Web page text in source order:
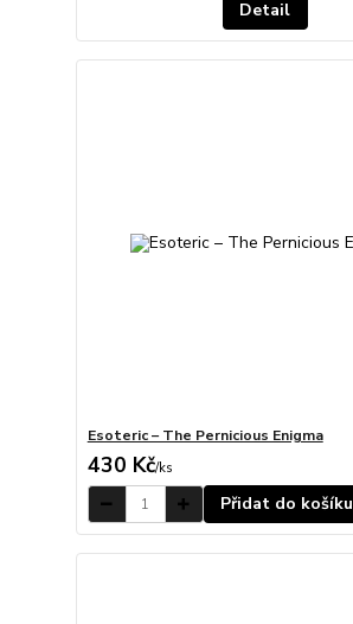
Detail
Esoteric – The Pernicious Enigma
430 Kč/ks
Přidat do košíku